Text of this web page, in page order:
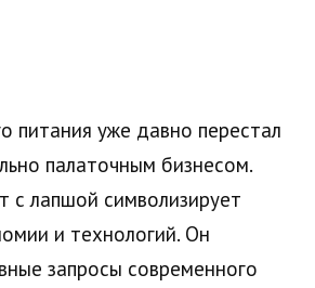
питания уже давно перестал
палаточным бизнесом.
с лапшой символизирует
и технологий. Он
запросы современного